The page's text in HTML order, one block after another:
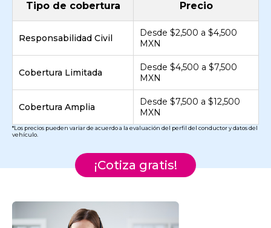
Tipo de cobertura Precio
Responsabilidad Civil
Desde $2,500 a $4,500
MXN
Cobertura Limitada
Desde $4,500 a $7,500
MXN
Cobertura Amplia
Desde $7,500 a $12,500
MXN
*Los precios pueden variar de acuerdo a la evaluación del perfil del conductor y datos del
vehículo.
¡Cotiza gratis!